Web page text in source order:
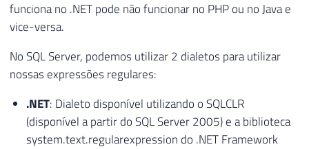
funciona no .NET pode não funcionar no PHP ou no Java e
vice-versa.
No SQL Server, podemos utilizar 2 dialetos para utilizar
nossas expressões regulares:
.NET: Dialeto disponível utilizando o SQLCLR
(disponível a partir do SQL Server 2005) e a biblioteca
system.text.regularexpression do .NET Framework